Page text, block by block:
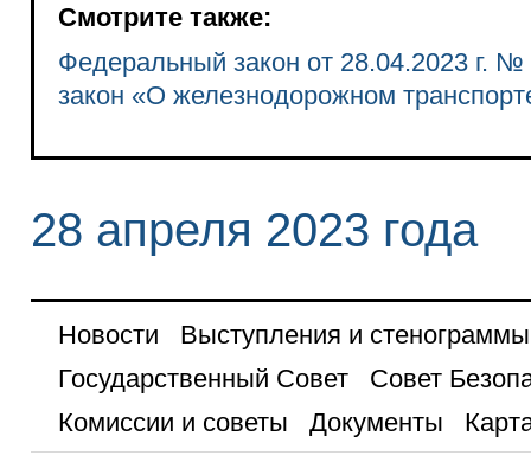
Смотрите также:
Федеральный закон от 28.04.2023 г.
закон «О железнодорожном
28 апреля 2023 года
Новости
Выступления и стенограммы
Государственный Совет
Совет
Комиссии и советы
Документы